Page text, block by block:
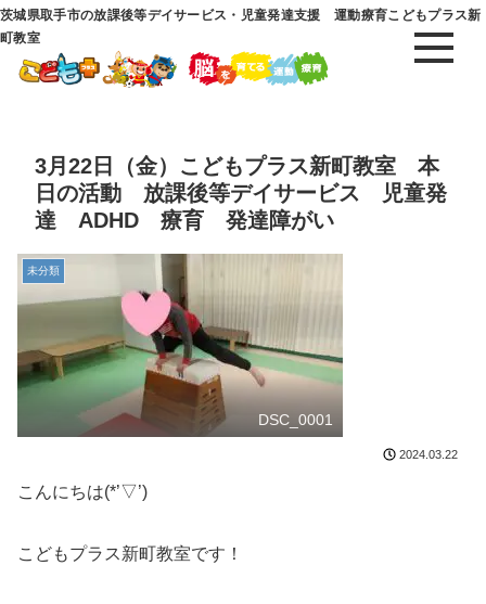
茨城県取手市の放課後等デイサービス・児童発達支援 運動療育こどもプラス新
町教室
3月22日（金）こどもプラス新町教室 本
日の活動 放課後等デイサービス 児童発
達 ADHD 療育 発達障がい
未分類
DSC_0001
2024.03.22
こんにちは(*’▽’)
こどもプラス新町教室です！